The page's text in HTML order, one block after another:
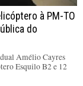
à PM-TO
do
Amélio Cayres
Esquilo B2 e 12